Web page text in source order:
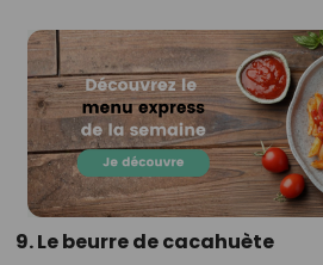
9. Le beurre de cacahuète